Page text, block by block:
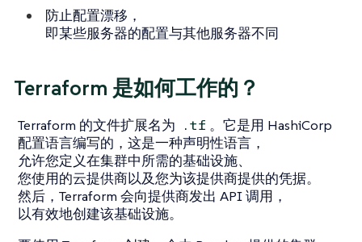
防止配置漂移，
即某些服务器的配置与其他服务器不同
Terraform 是如何工作的？
Terraform 的文件扩展名为 .tf 。它是用 HashiCorp
配置语言编写的，这是一种声明性语言，
允许您定义在集群中所需的基础设施、
您使用的云提供商以及您为该提供商提供的凭据。
然后，Terraform 会向提供商发出 API 调用，
以有效地创建该基础设施。